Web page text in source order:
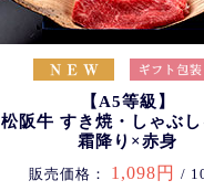
【A5等級】
松阪牛 すき焼・しゃぶし
霜降り×赤身
販売価格： 1,098円 /